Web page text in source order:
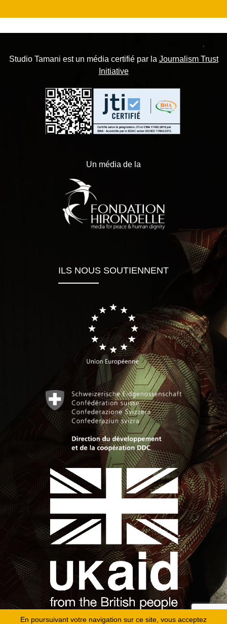
En poursuivant votre navigation sur ce site, vous acceptez
Studio Tamani est un média certifié par la Journalism Trust
Initiative
Un média de la
ILS NOUS SOUTIENNENT